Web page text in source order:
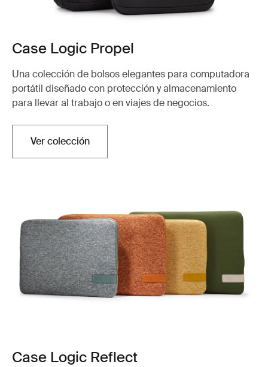
Case Logic Propel
Una colección de bolsos elegantes para computadora
portátil diseñado con protección y almacenamiento
para llevar al trabajo o en viajes de negocios.
Ver colección
Case Logic Reflect